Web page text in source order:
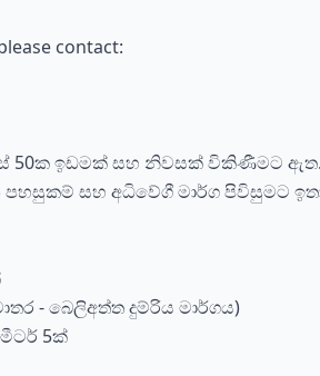
contact:
50ක ඉඩමක් සහ නිවසක් විකිණීමට ඇත.
සහ අධිවේගී මාර්ග පිවිසුමට
- බෙලිඅත්ත දුම්රිය මාර්ගය)
5ක්